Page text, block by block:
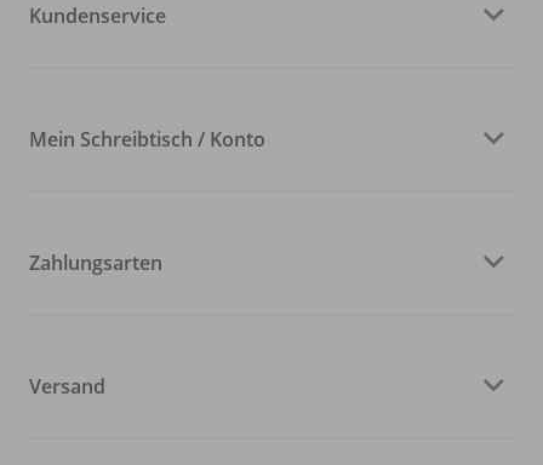
Kundenservice
Mein Schreibtisch / Konto
Zahlungsarten
Versand